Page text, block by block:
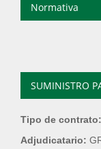
Normativa
SUMINISTRO
Tipo de contrato:
Adjudicatario: